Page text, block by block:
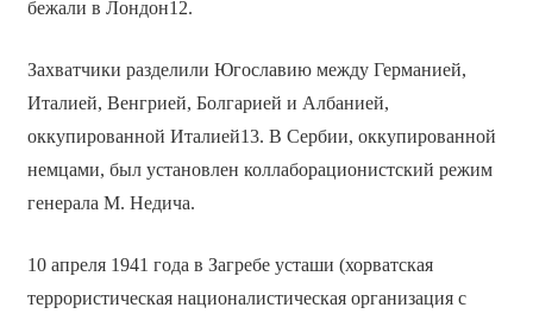
бежали в Лондон12.
Захватчики разделили Югославию между Германией,
Италией, Венгрией, Болгарией и Албанией,
оккупированной Италией13. В Сербии, оккупированной
немцами, был установлен коллаборационистский режим
генерала М. Недича.
10 апреля 1941 года в Загребе усташи (хорватская
террористическая националистическая организация с